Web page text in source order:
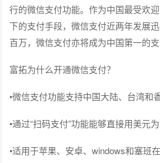
行的微信支付功能。作为中国最受欢
下的支付手段，微信支付近两年发展
百万，微信支付亦将成为中国第一的支
富拓为什么开通微信支付？
•微信支付功能支持中国大陆、台湾和
•通过“扫码支付”功能能够直接用美元
•适用于苹果、安卓、windows和塞班